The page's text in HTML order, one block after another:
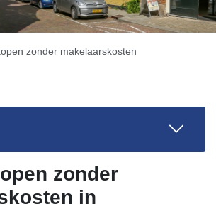
zonder makelaarskosten
zonder
in